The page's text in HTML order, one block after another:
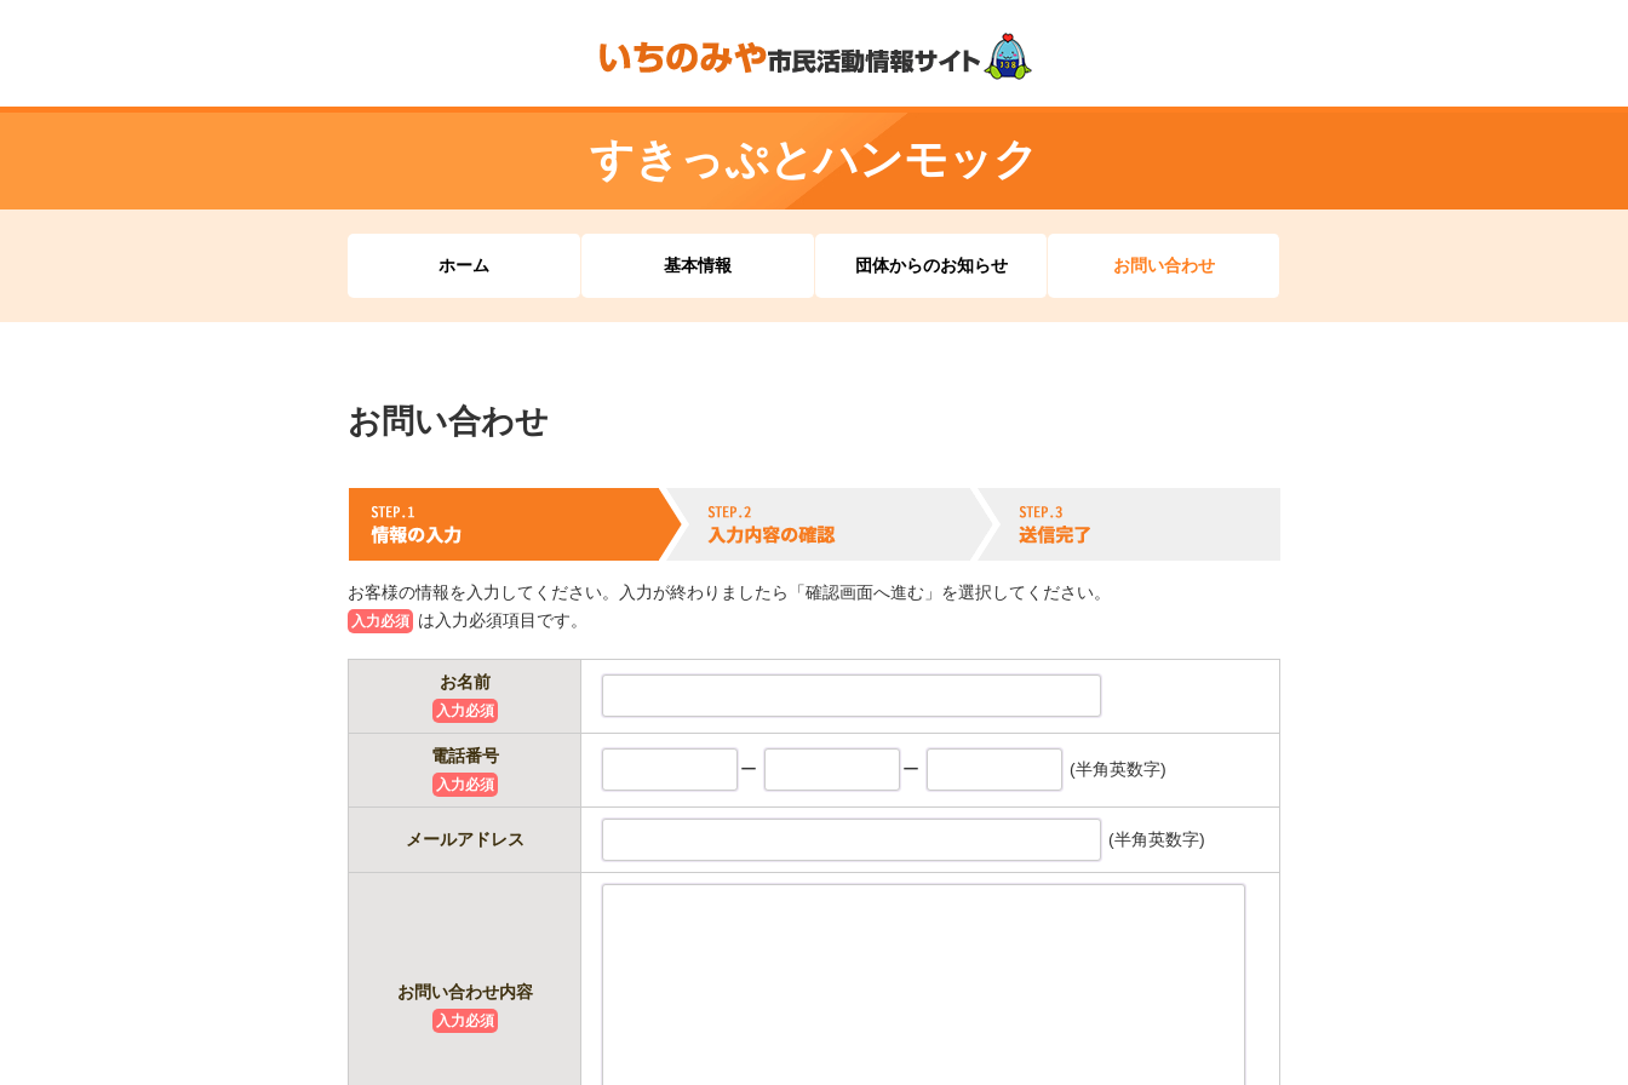
すきっぷとハンモック
ホーム 基本情報 団体からのお知らせ お問い合わせ
お問い合わせ
お客様の情報を入力してください。入力が終わりましたら「確認画面へ進む」を選択してください。
入力必須 は入力必須項目です。
お名前
入力必須
電話番号
入力必須
ー ー (半角英数字)
メールアドレス (半角英数字)
お問い合わせ内容
入力必須